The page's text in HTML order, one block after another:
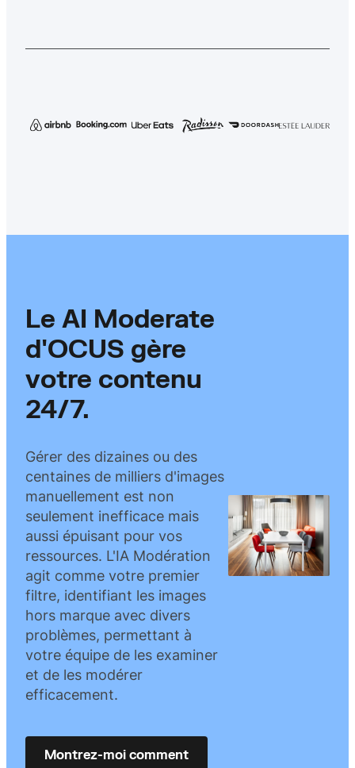
Le AI Moderate
d'OCUS gère
votre contenu
24/7.
Gérer des dizaines ou des
centaines de milliers d'images
manuellement est non
seulement inefficace mais
aussi épuisant pour vos
ressources. L'IA Modération
agit comme votre premier
filtre, identifiant les images
hors marque avec divers
problèmes, permettant à
votre équipe de les examiner
et de les modérer
efficacement.
Montrez-moi comment